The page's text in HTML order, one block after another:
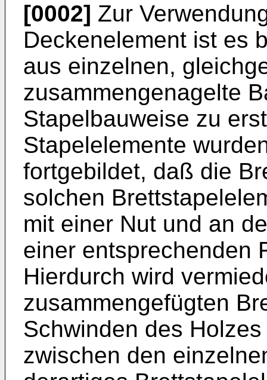
[0002] Zur
Deckenelement ist es
aus einzelnen,
zusammengenagelte
Stapelbauweise zu
Stapelelemente
fortgebildet, daß die
solchen
mit einer Nut und an
einer entsprechenden
Hierdurch wird
zusammengefügten
Schwinden des
zwischen den